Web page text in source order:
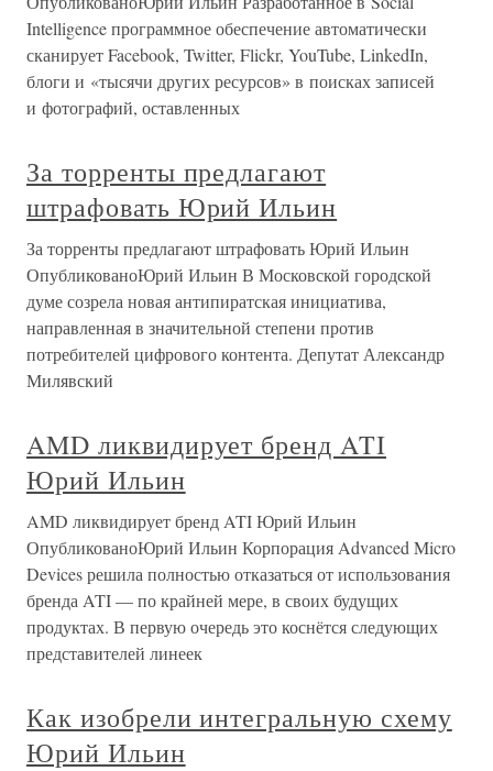
Intelligence программное обеспечение автоматически
сканирует Facebook, Twitter, Flickr, YouTube, LinkedIn,
блоги и «тысячи других ресурсов» в поисках записей
и фотографий, оставленных
За торренты предлагают
штрафовать Юрий Ильин
За торренты предлагают штрафовать Юрий Ильин
ОпубликованоЮрий Ильин В Московской городской
думе созрела новая антипиратская инициатива,
направленная в значительной степени против
потребителей цифрового контента. Депутат Александр
Милявский
AMD ликвидирует бренд ATI
Юрий Ильин
AMD ликвидирует бренд ATI Юрий Ильин
ОпубликованоЮрий Ильин Корпорация Advanced Micro
Devices решила полностью отказаться от использования
бренда ATI — по крайней мере, в своих будущих
продуктах. В первую очередь это коснётся следующих
представителей линеек
Как изобрели интегральную схему
Юрий Ильин